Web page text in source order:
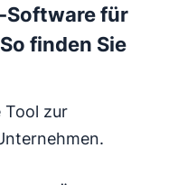
Software für
finden Sie
Tool zur